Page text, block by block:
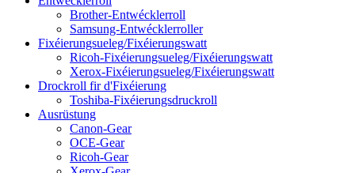
Brother-Entwécklerroll
Samsung-Entwécklerroller
Fixéierungsueleg/Fixéierungswatt
Ricoh-Fixéierungsueleg/Fixéierungswatt
Xerox-Fixéierungsueleg/Fixéierungswatt
Drockroll fir d'Fixéierung
Toshiba-Fixéierungsdruckroll
Ausrüstung
Canon-Gear
OCE-Gear
Ricoh-Gear